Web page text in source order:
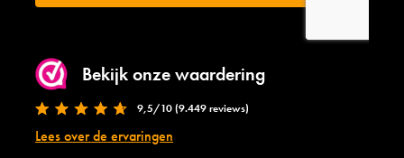
Bekijk onze waardering
9,5/10 (9.449 reviews)
Lees over de ervaringen